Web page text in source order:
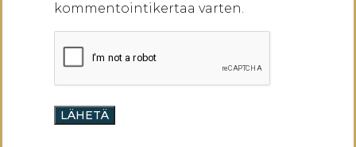
kommentointikertaa varten.